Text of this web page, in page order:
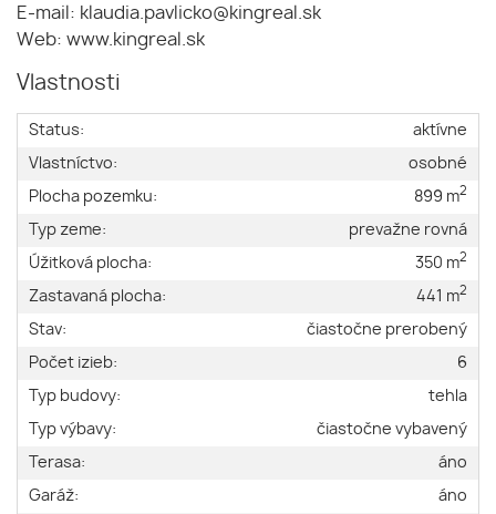
E-mail: klaudia.pavlicko@kingreal.sk
Web: www.kingreal.sk
Vlastnosti
Status:
aktívne
Vlastníctvo:
osobné
Plocha pozemku:
899 m2
Typ zeme:
prevažne rovná
Úžitková plocha:
350 m2
Zastavaná plocha: 441 m2
Stav:
čiastočne prerobený
Počet izieb:
6
Typ budovy:
tehla
Typ výbavy:
čiastočne vybavený
Terasa:
áno
Garáž:
áno